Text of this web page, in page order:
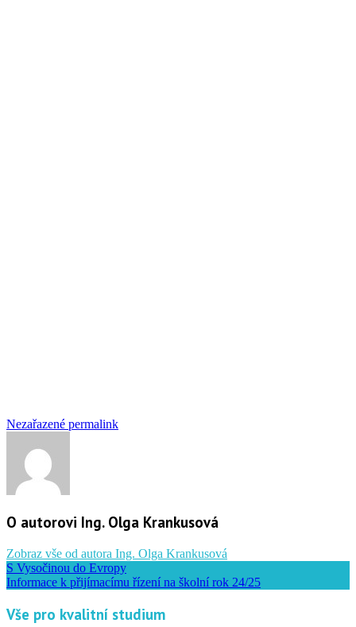
Nezařazené permalink
O autorovi Ing. Olga Krankusová
Zobraz vše od autora Ing. Olga Krankusová
S Vysočinou do Evropy
Informace k přijímacímu řízení na školní rok 24/25
Vše pro kvalitní studium